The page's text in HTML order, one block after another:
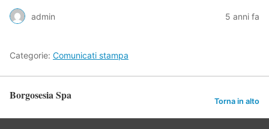
admin 5 anni fa
Categorie: Comunicati stampa
Borgosesia Spa Torna in alto